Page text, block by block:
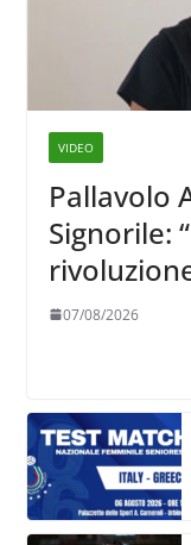
VIDEO
Pallavolo
Signorile:
chiare siu
07/08/2026